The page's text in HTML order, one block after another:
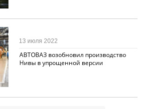
АВТОВАЗ возобновил производство
Нивы в упрощенной версии
13 июля 2022